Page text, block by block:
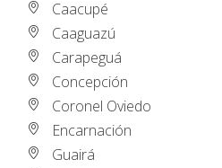
Caacupé
Caaguazú
Carapeguá
Concepción
Coronel Oviedo
Encarnación
Guairá